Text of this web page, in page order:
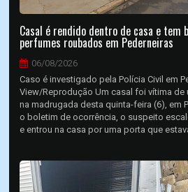
Casal é rendido dentro de casa e tem
perfumes roubados em Pederneiras
06/08/2026
Caso é investigado pela Polícia Civil em
View/Reprodução Um casal foi vítima de
na madrugada desta quinta-feira (6), em
o boletim de ocorrência, o suspeito
e entrou na casa por uma porta que